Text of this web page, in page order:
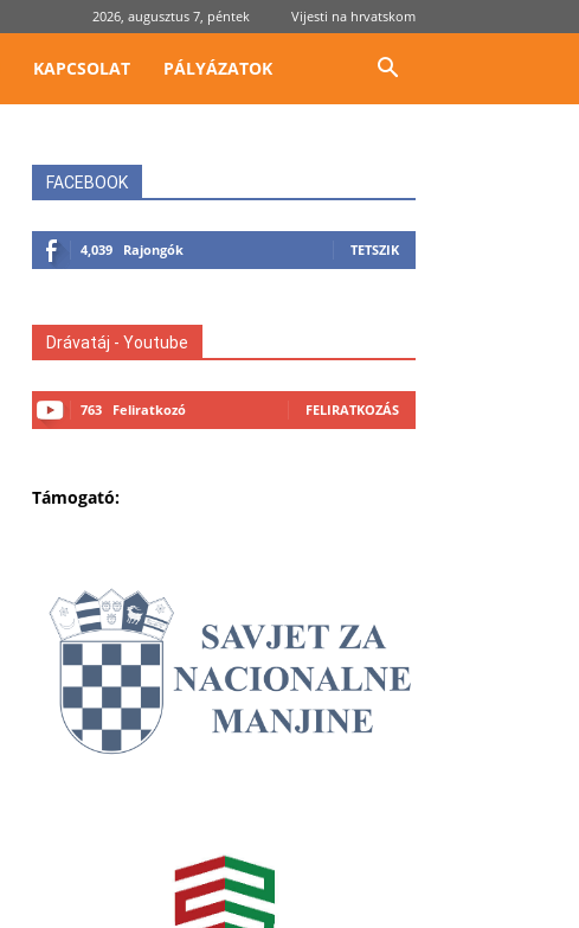
2026, augusztus 7, péntek Vijesti na hrvatskom
KAPCSOLAT PÁLYÁZATOK
FACEBOOK
4,039 Rajongók TETSZIK
Drávatáj - Youtube
763 Feliratkozó FELIRATKOZÁS
Támogató: